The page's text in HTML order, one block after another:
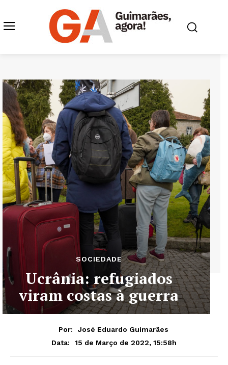
SOCIEDADE
Ucrânia: refugiados
viram costas à guerra
Por:
José Eduardo Guimarães
Data:
15 de Março de 2022, 15:58h